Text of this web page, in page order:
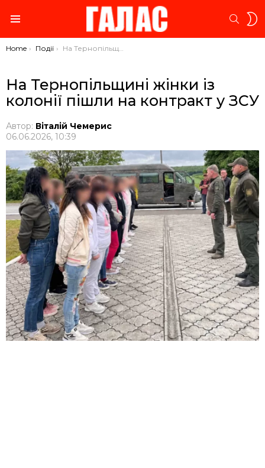
You are here:
Home Події На Тернопільщині жінки із колонії пішли на контракт у ЗСУ
На Тернопільщині жінки із
колонії пішли на контракт у ЗСУ
Автор: Віталій Чемерис
06.06.2026, 10:39